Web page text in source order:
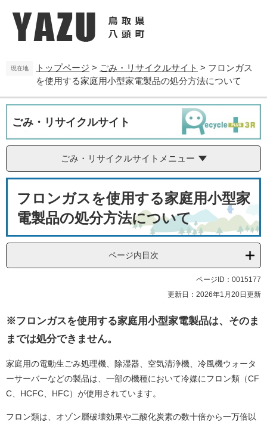
。
て
へ
現在地 トップページ > ごみ・リサイクルサイト > フロンガス
を使用する家庭用小型家電製品の処分方法について
ごみ・リサイクルサイト
ごみ・リサイクルサイトメニュー
フロンガスを使用する家庭用小型家
電製品の処分方法について
ページ内目次
ページID：0015177
更新日：2026年1月20日更新
※フロンガスを使用する家庭用小型家電製品は、そのま
までは処分できません。
家庭用の電動生ごみ処理機、除湿器、空気清浄機、冷風機ウォータ
ーサーバーなどの製品は、一部の機種において冷媒にフロン類（CF
C、HCFC、HFC）が使用されています。
フロン類は、オゾン層破壊効果や二酸化炭素の数十倍から一万倍以